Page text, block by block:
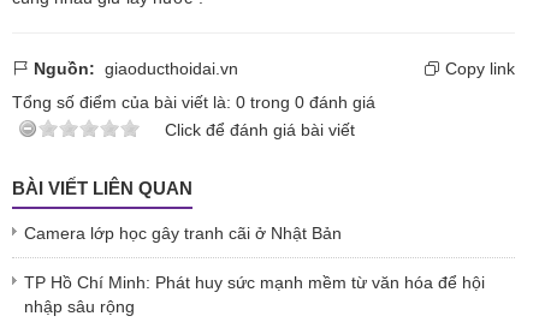
Nguồn: giaoducthoidai.vn
Copy link
Tổng số điểm của bài viết là: 0 trong 0 đánh giá
Click để đánh giá bài viết
BÀI VIẾT LIÊN QUAN
Camera lớp học gây tranh cãi ở Nhật Bản
TP Hồ Chí Minh: Phát huy sức mạnh mềm từ văn hóa để hội
nhập sâu rộng